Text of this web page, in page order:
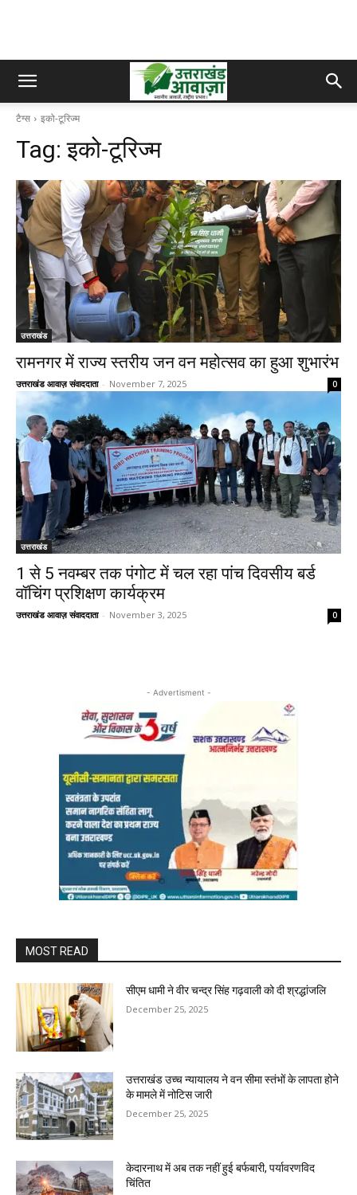
टैग्स इको-टूरिज्म
Tag:इको-टूरिज्म
उत्तराखंड
रामनगर में राज्य स्तरीय जन वन महोत्सव का हुआ शुभारंभ
उत्तराखंड आवाज़ संवाददाता - November 7, 2025 0
उत्तराखंड
1 से 5 नवम्बर तक पंगोट में चल रहा पांच दिवसीय बर्ड
वॉचिंग प्रशिक्षण कार्यक्रम
उत्तराखंड आवाज़ संवाददाता - November 3, 2025 0
- Advertisment -
MOST READ
सीएम धामी ने वीर चन्द्र सिंह गढ़वाली को दी श्रद्धांजलि
December 25, 2025
उत्तराखंड उच्च न्यायालय ने वन सीमा स्तंभों के लापता होने
के मामले में नोटिस जारी
December 25, 2025
केदारनाथ में अब तक नहीं हुई बर्फबारी, पर्यावरणविद
चिंतित